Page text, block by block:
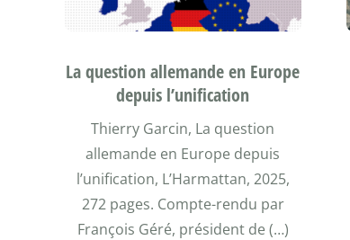
La question allemande en Europe
depuis l’unification
Thierry Garcin, La question
allemande en Europe depuis
l’unification, L’Harmattan, 2025,
272 pages. Compte-rendu par
François Géré, président de (…)